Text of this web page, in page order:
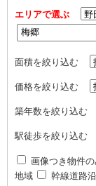
エリアで選ぶ
面積を絞り込む
価格を絞り込む
築年数を絞り込む
駅徒歩を絞り込む
画像つき物件
地域
幹線道路